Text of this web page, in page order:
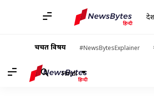
चर्चित विषय #NewsBytesExplainer
Hindi